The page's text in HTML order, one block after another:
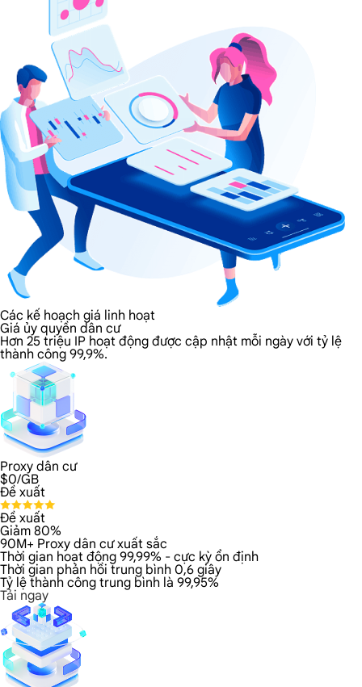
Các kế hoạch giá linh hoạt
Giá ủy quyền dân cư
Hơn 25 triệu IP hoạt động được cập nhật mỗi ngày với tỷ lệ
thành công 99,9%.
Proxy dân cư
$0/GB
Đề xuất
Đề xuất
Giảm 80%
90M+ Proxy dân cư xuất sắc
Thời gian hoạt động 99,99% - cực kỳ ổn định
Thời gian phản hồi trung bình 0,6 giây
Tỷ lệ thành công trung bình là 99,95%
Tải ngay